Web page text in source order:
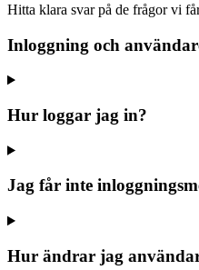
Hitta klara svar på de frågor vi
Inloggning och
Hur loggar jag in?
Jag får inte
Hur ändrar jag